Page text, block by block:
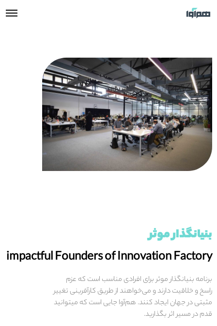
بنیانگذار موثر
impactful Founders of Innovation Factory
برنامه بنیانگذار موثر برای افرادی مناسب است که عزم
راسخ و خلاقیت دارند و می‌خواهند از طریق کارآفرینی تغییر
مثبتی در جهان ایجاد کنند. هم‌آوا جایی است که میتوانید
قدم در مسیر اثر بگذارید.